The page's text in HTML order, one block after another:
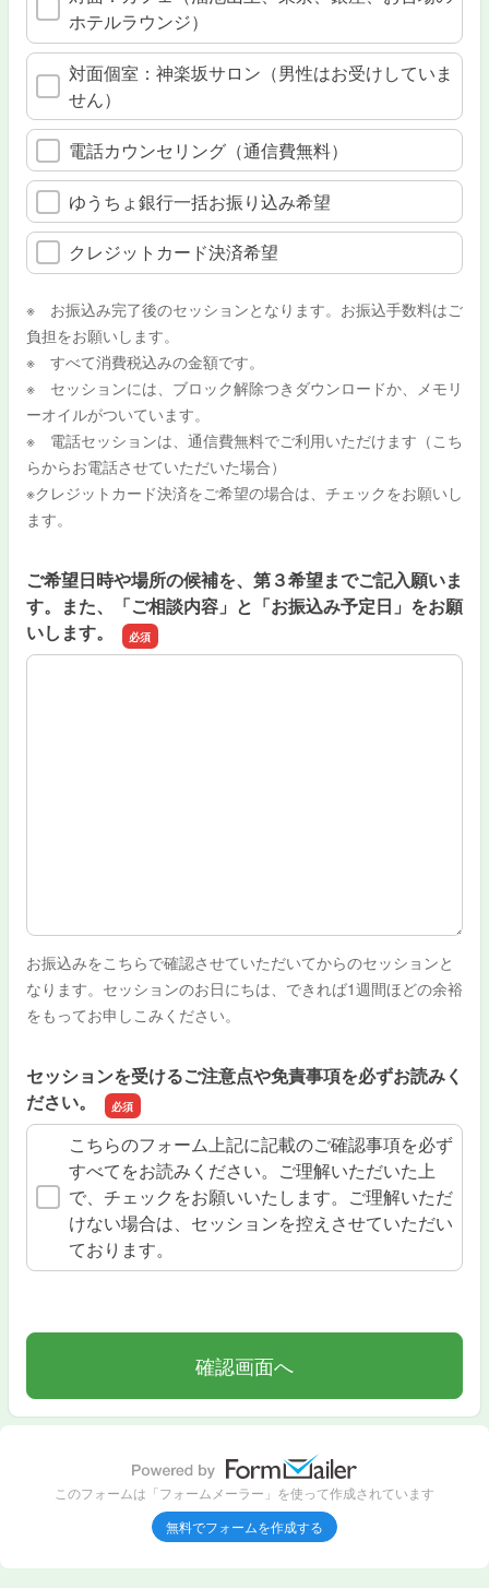
ホテルラウンジ）
対面個室：神楽坂サロン（男性はお受けしていま
せん）
電話カウンセリング（通信費無料）
ゆうちょ銀行一括お振り込み希望
クレジットカード決済希望
※ お振込み完了後のセッションとなります。お振込手数料はご
負担をお願いします。
※ すべて消費税込みの金額です。
※ セッションには、ブロック解除つきダウンロードか、メモリ
ーオイルがついています。
※ 電話セッションは、通信費無料でご利用いただけます（こち
らからお電話させていただいた場合）
※クレジットカード決済をご希望の場合は、チェックをお願いし
ます。
ご希望日時や場所の候補を、第３希望までご記入願いま
す。また、「ご相談内容」と「お振込み予定日」をお願
いします。
ご希望日時や場所の候補を、第３希望までご記入願いま
お振込みをこちらで確認させていただいてからのセッションと
なります。セッションのお日にちは、できれば1週間ほどの余裕
をもってお申しこみください。
セッションを受けるご注意点や免責事項を必ずお読みく
ださい。
こちらのフォーム上記に記載のご確認事項を必ず
すべてをお読みください。ご理解いただいた上
で、チェックをお願いいたします。ご理解いただ
けない場合は、セッションを控えさせていただい
ております。
このフォームは「フォームメーラー」を使って作成されています
無料でフォームを作成する